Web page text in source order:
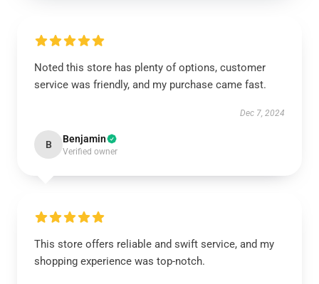
Noted this store has plenty of options, customer
service was friendly, and my purchase came fast.
Dec 7, 2024
B Benjamin
Verified owner
This store offers reliable and swift service, and my
shopping experience was top-notch.